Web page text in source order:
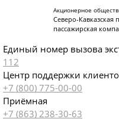
Акционерное
Северо-Кавказская
пассажирская
Единый номер вызова
112
Центр поддержки
+7 (800) 775-00-00
Приёмная
+7 (863) 238-30-63